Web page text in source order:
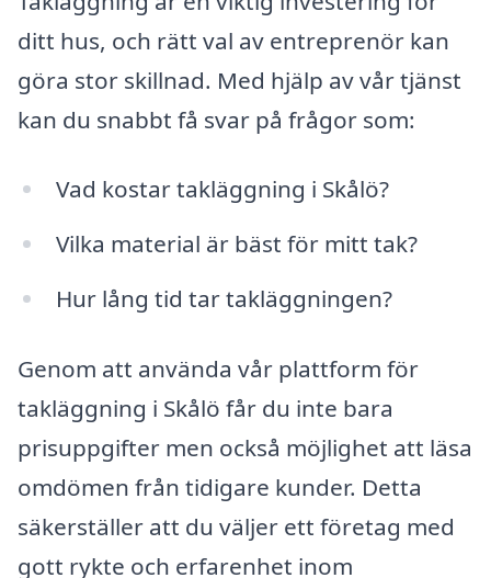
ditt hus, och rätt val av entreprenör kan
göra stor skillnad. Med hjälp av vår tjänst
kan du snabbt få svar på frågor som:
Vad kostar takläggning i Skålö?
Vilka material är bäst för mitt tak?
Hur lång tid tar takläggningen?
Genom att använda vår plattform för
takläggning i Skålö får du inte bara
prisuppgifter men också möjlighet att läsa
omdömen från tidigare kunder. Detta
säkerställer att du väljer ett företag med
gott rykte och erfarenhet inom